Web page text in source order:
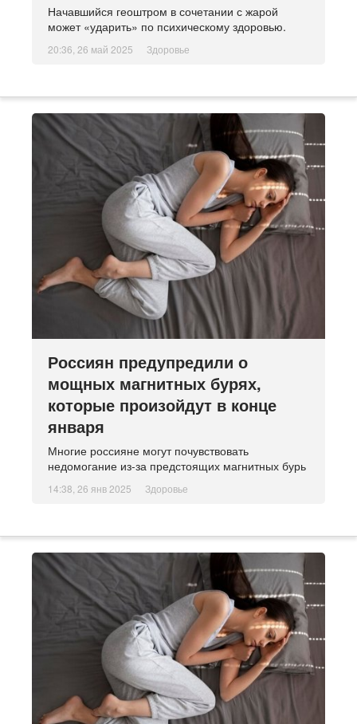
Начавшийся геоштром в сочетании с жарой
может «ударить» по психическому здоровью.
20:36, 26 май 2025 Здоровье
Россиян предупредили о
мощных магнитных бурях,
которые произойдут в конце
января
Многие россияне могут почувствовать
недомогание из-за предстоящих магнитных бурь
14:38, 26 янв 2025 Здоровье